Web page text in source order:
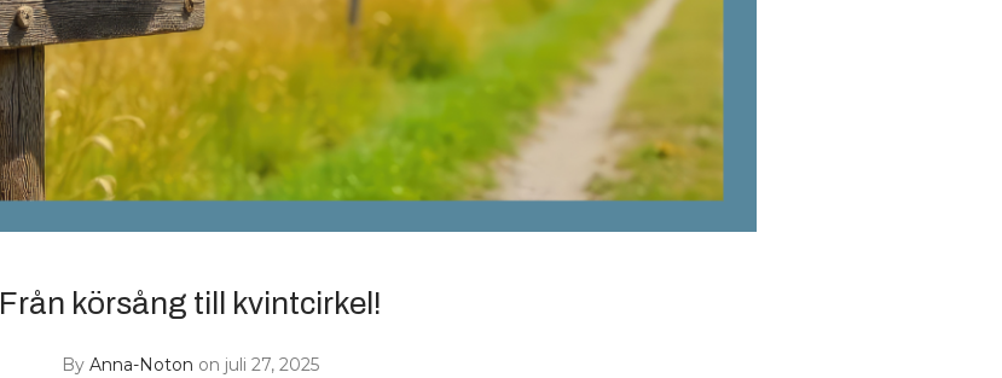
Från körsång till kvintcirkel!
By Anna-Noton on juli 27, 2025